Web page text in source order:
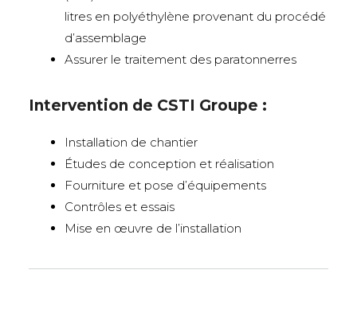
litres en polyéthylène provenant du procédé
d’assemblage
Assurer le traitement des paratonnerres
Intervention de CSTI Groupe :
Installation de chantier
Études de conception et réalisation
Fourniture et pose d’équipements
Contrôles et essais
Mise en œuvre de l’installation